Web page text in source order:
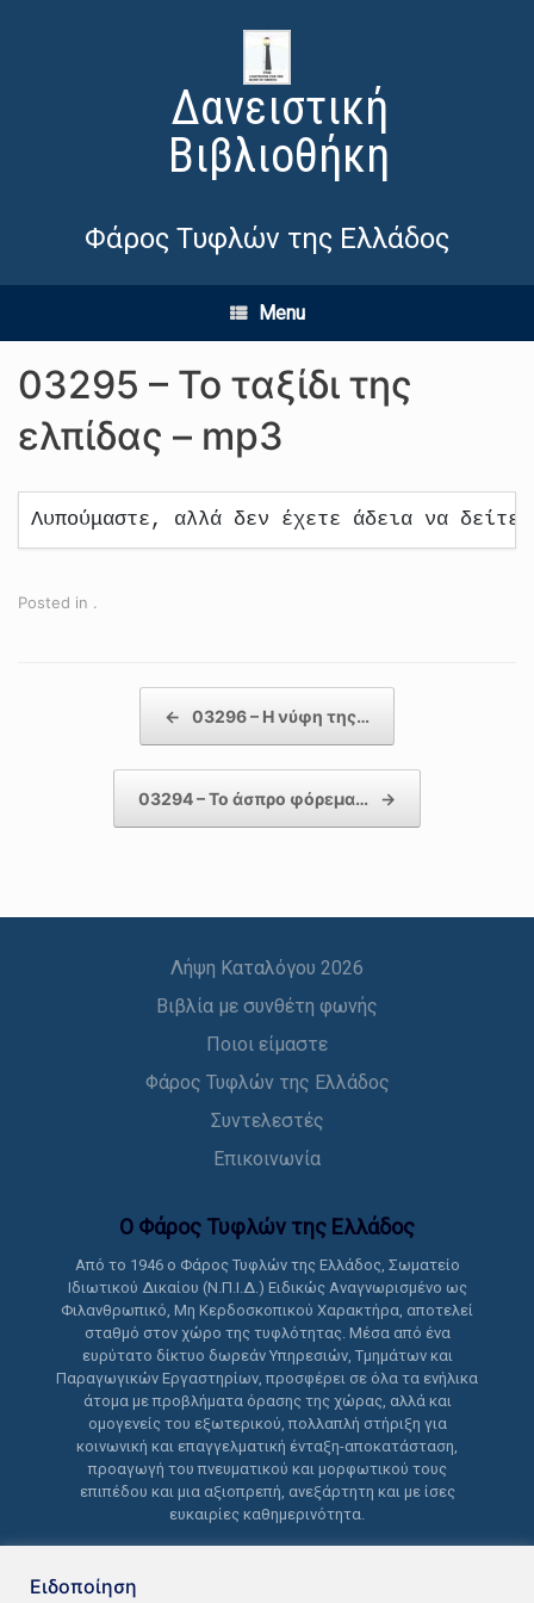
Δανειστική
Βιβλιοθήκη
Φάρος Τυφλών της Ελλάδος
Menu
03295 – Το ταξίδι της
ελπίδας – mp3
Λυπούμαστε, αλλά δεν έχετε άδεια να δείτε
Posted in .
← 03296 – Η νύφη της…
03294 – Το άσπρο φόρεμα… →
Λήψη Καταλόγου 2026
Βιβλία με συνθέτη φωνής
Ποιοι είμαστε
Φάρος Τυφλών της Ελλάδος
Συντελεστές
Επικοινωνία
Ο Φάρος Τυφλών της Ελλάδoς
Από το 1946 ο Φάρος Τυφλών της Ελλάδος, Σωματείο
Ιδιωτικού Δικαίου (Ν.Π.Ι.Δ.) Ειδικώς Αναγνωρισμένο ως
Φιλανθρωπικό, Μη Κερδοσκοπικού Χαρακτήρα, αποτελεί
σταθμό στον χώρο της τυφλότητας. Μέσα από ένα
ευρύτατο δίκτυο δωρεάν Υπηρεσιών, Τμημάτων και
Παραγωγικών Εργαστηρίων, προσφέρει σε όλα τα ενήλικα
άτομα με προβλήματα όρασης της χώρας, αλλά και
ομογενείς του εξωτερικού, πολλαπλή στήριξη για
κοινωνική και επαγγελματική ένταξη-αποκατάσταση,
προαγωγή του πνευματικού και μορφωτικού τους
επιπέδου και μια αξιοπρεπή, ανεξάρτητη και με ίσες
ευκαιρίες καθημερινότητα.
Ειδοποίηση